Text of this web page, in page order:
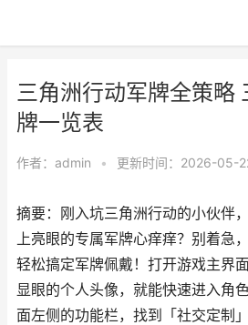
三角洲行动军牌全策略
牌一览表
作者： admin • 更新时间：2026-05-
摘要：刚入坑三角洲行动的小伙伴
上亮眼的专属军牌心痒痒？别着急
轻松搞定军牌佩戴！打开游戏主界
显眼的个人头像，就能快速进入角
面左侧的功能栏，找到「社交定制